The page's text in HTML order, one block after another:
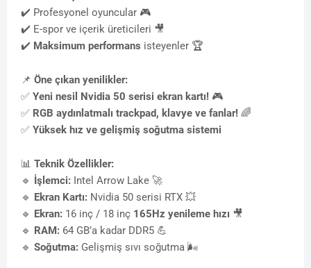
✔️ Profesyonel oyuncular 🎮
✔️ E-spor ve içerik üreticileri 🎥
✔️ Maksimum performans isteyenler 🏆
📌 Öne çıkan yenilikler:
✅ Yeni nesil Nvidia 50 serisi ekran kartı! 🎮
✅ RGB aydınlatmalı trackpad, klavye ve fanlar! 🌈
✅ Yüksek hız ve gelişmiş soğutma sistemi
📊 Teknik Özellikler:
🔹 İşlemci: Intel Arrow Lake 🚀
🔹 Ekran Kartı: Nvidia 50 serisi RTX 💥
🔹 Ekran: 16 inç / 18 inç 165Hz yenileme hızı 🎥
🔹 RAM: 64 GB’a kadar DDR5 💪
🔹 Soğutma: Gelişmiş sıvı soğutma 🌬